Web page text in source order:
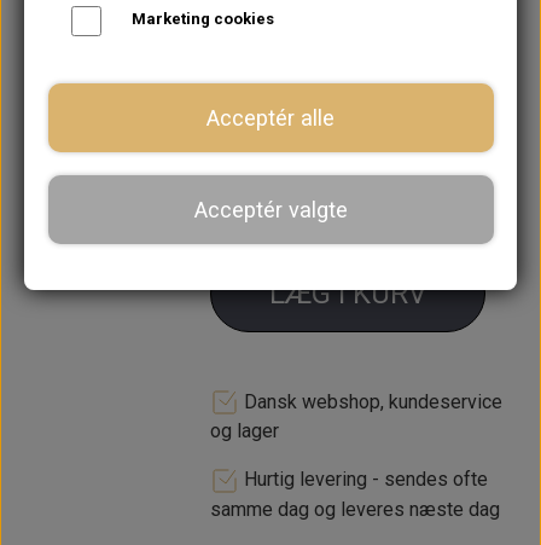
Original Heritage pladedel
Forventet leveringstid:
LÆG I KURV
Dansk webshop, kundeservice
og lager
Hurtig levering - sendes ofte
samme dag og leveres næste dag
Marketing cookies
Acceptér alle
Acceptér valgte